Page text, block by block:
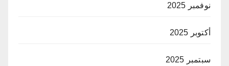
نوفمبر 2025
أكتوبر 2025
سبتمبر 2025